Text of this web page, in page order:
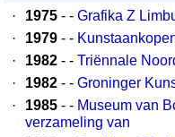
·
1975 - - Grafika Z
·
1979 - -
·
1982 - - Triënnale
·
1982 - - Groninger
·
1985 - - Museum van
verzameling van